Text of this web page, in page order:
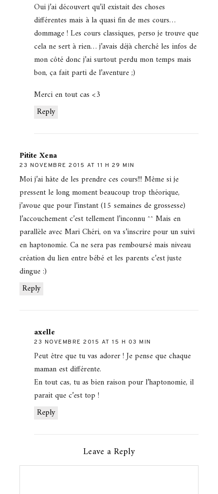
Reply
Oui j’ai découvert qu’il existait des choses
différentes mais à la quasi fin de mes cours…
dommage ! Les cours classiques, perso je trouve que
cela ne sert à rien… j’avais déjà cherché les infos de
mon côté donc j’ai surtout perdu mon temps mais
bon, ça fait parti de l’aventure ;)
Merci en tout cas <3
Pitite Xena
23 NOVEMBRE 2015 AT 11 H 29 MIN
Reply
Moi j’ai hâte de les prendre ces cours!!! Même si je
pressent le long moment beaucoup trop théorique,
j’avoue que pour l’instant (15 semaines de grossesse)
l’accouchement c’est tellement l’inconnu ^^ Mais en
parallèle avec Mari Chéri, on va s’inscrire pour un suivi
en haptonomie. Ca ne sera pas remboursé mais niveau
création du lien entre bébé et les parents c’est juste
dingue :)
axelle
23 NOVEMBRE 2015 AT 15 H 03 MIN
Reply
Peut être que tu vas adorer ! Je pense que chaque
maman est différente.
En tout cas, tu as bien raison pour l’haptonomie, il
parait que c’est top !
Leave a Reply